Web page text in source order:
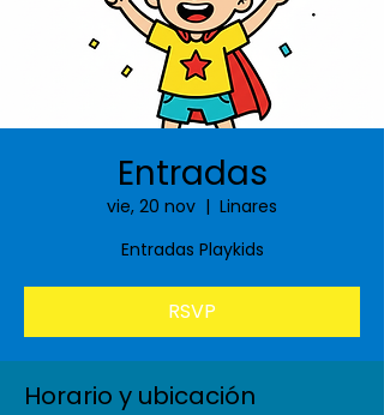
Entradas
vie, 20 nov
  |
Linares
Entradas Playkids
RSVP
Horario y ubicación